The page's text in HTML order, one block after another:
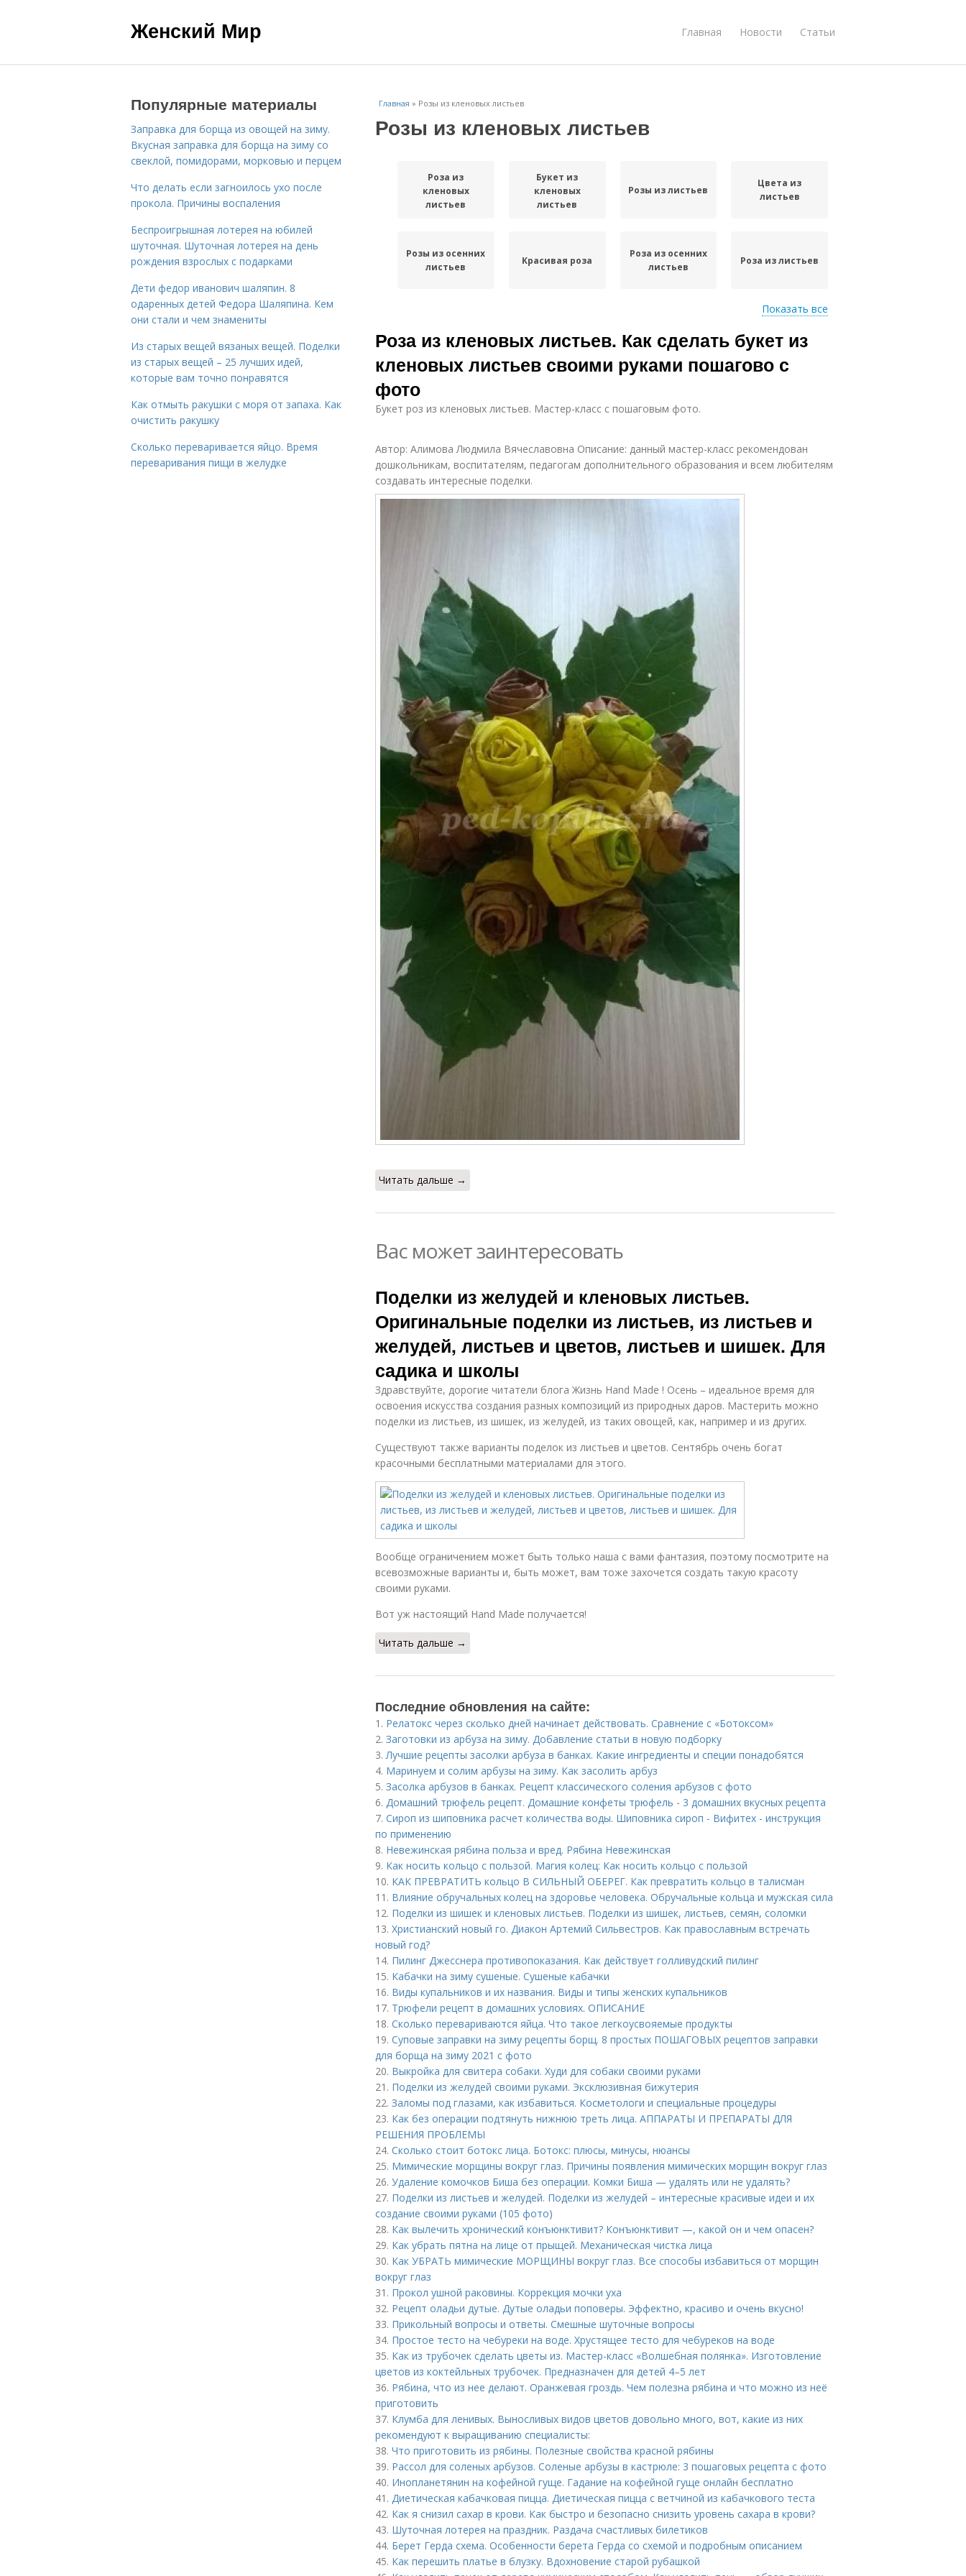
Женский Мир Главная Новости Статьи
Главная » Розы из кленовых листьев
Розы из кленовых листьев
Роза из
кленовых
листьев
Букет из
кленовых
листьев
Розы из листьев
Цвета из
листьев
Розы из осенних
листьев
Красивая роза
Роза из осенних
листьев
Роза из листьев
Показать все
Роза из кленовых листьев. Как сделать букет из
кленовых листьев своими руками пошагово с
фото
Букет роз из кленовых листьев. Мастер-класс с пошаговым фото.
Автор: Алимова Людмила Вячеславовна Описание: данный мастер-класс рекомендован
дошкольникам, воспитателям, педагогам дополнительного образования и всем любителям
создавать интересные поделки.
Читать дальше →
Вас может заинтересовать
Поделки из желудей и кленовых листьев.
Оригинальные поделки из листьев, из листьев и
желудей, листьев и цветов, листьев и шишек. Для
садика и школы
Здравствуйте, дорогие читатели блога Жизнь Hand Made ! Осень – идеальное время для
освоения искусства создания разных композиций из природных даров. Мастерить можно
поделки из листьев, из шишек, из желудей, из таких овощей, как, например и из других.
Существуют также варианты поделок из листьев и цветов. Сентябрь очень богат
красочными бесплатными материалами для этого.
Вообще ограничением может быть только наша с вами фантазия, поэтому посмотрите на
всевозможные варианты и, быть может, вам тоже захочется создать такую красоту
своими руками.
Вот уж настоящий Hand Made получается!
Читать дальше →
Последние обновления на сайте:
1. Релатокс через сколько дней начинает действовать. Сравнение с «Ботоксом»
2. Заготовки из арбуза на зиму. Добавление статьи в новую подборку
3.Лучшие рецепты засолки арбуза в банках. Какие ингредиенты и специи понадобятся
4. Маринуем и солим арбузы на зиму. Как засолить арбуз
5. Засолка арбузов в банках. Рецепт классического соления арбузов с фото
6. Домашний трюфель рецепт. Домашние конфеты трюфель - 3 домашних вкусных рецепта
7. Сироп из шиповника расчет количества воды. Шиповника сироп - Вифитех - инструкция
по применению
8. Невежинская рябина польза и вред. Рябина Невежинская
9. Как носить кольцо с пользой. Магия колец: Как носить кольцо с пользой
10. КАК ПРЕВРАТИТЬ кольцо В СИЛЬНЫЙ ОБЕРЕГ. Как превратить кольцо в талисман
11. Влияние обручальных колец на здоровье человека. Обручальные кольца и мужская сила
12. Поделки из шишек и кленовых листьев. Поделки из шишек, листьев, семян, соломки
13. Христианский новый го. Диакон Артемий Сильвестров. Как православным встречать
новый год?
14. Пилинг Джесснера противопоказания. Как действует голливудский пилинг
15. Кабачки на зиму сушеные. Сушеные кабачки
16. Виды купальников и их названия. Виды и типы женских купальников
17. Трюфели рецепт в домашних условиях. ОПИСАНИЕ
18. Сколько перевариваются яйца. Что такое легкоусвояемые продукты
19. Суповые заправки на зиму рецепты борщ. 8 простых ПОШАГОВЫХ рецептов заправки
для борща на зиму 2021 с фото
20. Выкройка для свитера собаки. Худи для собаки своими руками
21. Поделки из желудей своими руками. Эксклюзивная бижутерия
22. Заломы под глазами, как избавиться. Косметологи и специальные процедуры
23. Как без операции подтянуть нижнюю треть лица. АППАРАТЫ И ПРЕПАРАТЫ ДЛЯ
РЕШЕНИЯ ПРОБЛЕМЫ
24. Сколько стоит ботокс лица. Ботокс: плюсы, минусы, нюансы
25. Мимические морщины вокруг глаз. Причины появления мимических морщин вокруг глаз
26. Удаление комочков Биша без операции. Комки Биша — удалять или не удалять?
27. Поделки из листьев и желудей. Поделки из желудей – интересные красивые идеи и их
создание своими руками (105 фото)
28. Как вылечить хронический конъюнктивит? Конъюнктивит —, какой он и чем опасен?
29. Как убрать пятна на лице от прыщей. Механическая чистка лица
30. Как УБРАТЬ мимические МОРЩИНЫ вокруг глаз. Все способы избавиться от морщин
вокруг глаз
31. Прокол ушной раковины. Коррекция мочки уха
32. Рецепт оладьи дутые. Дутые оладьи поповеры. Эффектно, красиво и очень вкусно!
33. Прикольный вопросы и ответы. Смешные шуточные вопросы
34. Простое тесто на чебуреки на воде. Хрустящее тесто для чебуреков на воде
35. Как из трубочек сделать цветы из. Мастер-класс «Волшебная полянка». Изготовление
цветов из коктейльных трубочек. Предназначен для детей 4–5 лет
36. Рябина, что из нее делают. Оранжевая гроздь. Чем полезна рябина и что можно из неё
приготовить
37. Клумба для ленивых. Выносливых видов цветов довольно много, вот, какие из них
рекомендуют к выращиванию специалисты:
38. Что приготовить из рябины. Полезные свойства красной рябины
39. Рассол для соленых арбузов. Соленые арбузы в кастрюле: 3 пошаговых рецепта с фото
40. Инопланетянин на кофейной гуще. Гадание на кофейной гуще онлайн бесплатно
41. Диетическая кабачковая пицца. Диетическая пицца с ветчиной из кабачкового теста
42. Как я снизил сахар в крови. Как быстро и безопасно снизить уровень сахара в крови?
43. Шуточная лотерея на праздник. Раздача счастливых билетиков
44. Берет Герда схема. Особенности берета Герда со схемой и подробным описанием
45. Как перешить платье в блузку. Вдохновение старой рубашкой
Популярные материалы
Заправка для борща из овощей на зиму.
Вкусная заправка для борща на зиму со
свеклой, помидорами, морковью и перцем
Что делать если загноилось ухо после
прокола. Причины воспаления
Беспроигрышная лотерея на юбилей
шуточная. Шуточная лотерея на день
рождения взрослых с подарками
Дети федор иванович шаляпин. 8
одаренных детей Федора Шаляпина. Кем
они стали и чем знамениты
Из старых вещей вязаных вещей. Поделки
из старых вещей – 25 лучших идей,
которые вам точно понравятся
Как отмыть ракушки с моря от запаха. Как
очистить ракушку
Сколько переваривается яйцо. Время
переваривания пищи в желудке